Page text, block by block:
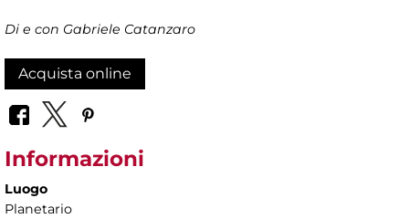
Di e con Gabriele Catanzaro
Acquista online
Informazioni
Luogo
Planetario